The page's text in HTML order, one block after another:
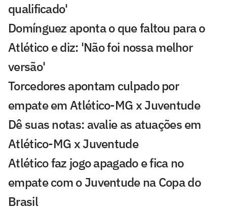
qualificado'
Domínguez aponta o que faltou para o
Atlético e diz: 'Não foi nossa melhor
versão'
Torcedores apontam culpado por
empate em Atlético-MG x Juventude
Dê suas notas: avalie as atuações em
Atlético-MG x Juventude
Atlético faz jogo apagado e fica no
empate com o Juventude na Copa do
Brasil